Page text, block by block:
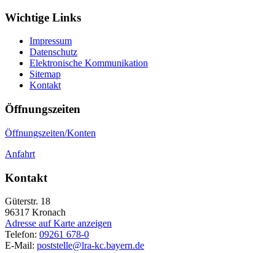
Wichtige Links
Impressum
Datenschutz
Elektronische Kommunikation
Sitemap
Kontakt
Öffnungszeiten
Öffnungszeiten/Konten
Anfahrt
Kontakt
Güterstr. 18
96317 Kronach
Adresse auf Karte anzeigen
Telefon: 09261 678-0
E-Mail: poststelle@lra-kc.bayern.de